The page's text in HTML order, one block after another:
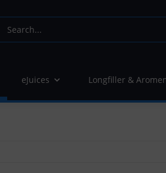
eJuices Longfiller &